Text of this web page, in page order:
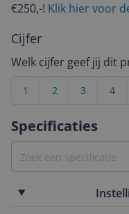
Specificaties
€250,-! Klik hier voor
Cijfer
Welk cijfer geef jij dit
4
3
2
1